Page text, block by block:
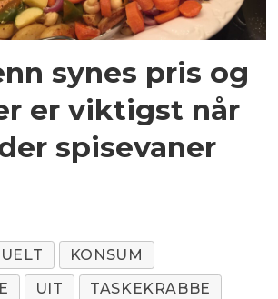
synes pris og
er viktigst når
spisevaner
KONSUM
UIT
TASKEKRABBE